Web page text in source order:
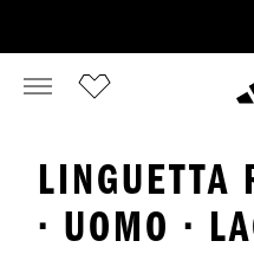
LINGUETTA
· UOMO ·